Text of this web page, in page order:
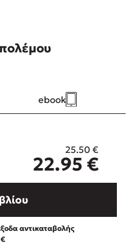
πίσω
ebook
25.50 €
22.95 €
αντικαταβολής